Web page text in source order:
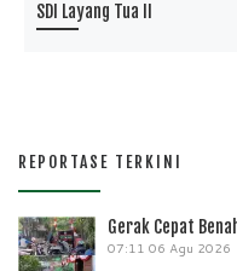
SDI Layang Tua II
REPORTASE TERKINI
Gerak Cepat
07:11 06 Agu 2026